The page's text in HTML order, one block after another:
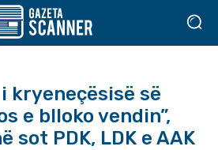
kryeneçësisë së
e blloko vendin”,
sot PDK, LDK e AAK